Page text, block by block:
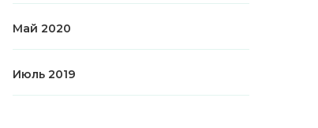
Май 2020
Июль 2019